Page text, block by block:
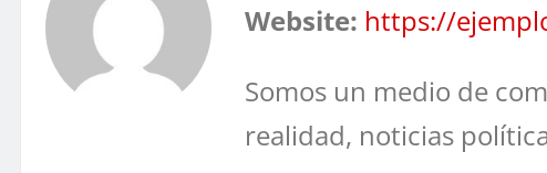
Website: https://
Somos un medio de
realidad, noticias